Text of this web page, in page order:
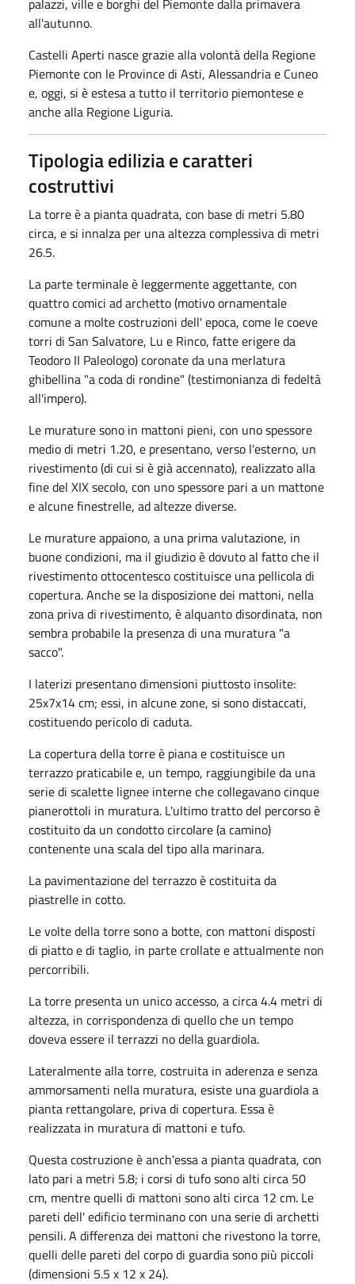
palazzi, ville e borghi del Piemonte dalla primavera
all'autunno.
Castelli Aperti nasce grazie alla volontà della Regione
Piemonte con le Province di Asti, Alessandria e Cuneo
e, oggi, si è estesa a tutto il territorio piemontese e
anche alla Regione Liguria.
Tipologia edilizia e caratteri
costruttivi
La torre è a pianta quadrata, con base di metri 5.80
circa, e si innalza per una altezza com­plessiva di metri
26.5.
La parte terminale è leggermente aggettante, con
quattro comici ad archetto (motivo ornamentale
comune a molte costruzioni dell' epoca, come le coeve
torri di San Salvatore, Lu e Rinco, fatte erigere da
Teodoro II Paleologo) coronate da una merlatura
ghibellina "a coda di rondine" (testimonianza di fedeltà
all'impero).
Le murature sono in mattoni pieni, con uno spessore
medio di metri 1.20, e presentano, verso l'esterno, un
rivestimento (di cui si è già accennato), realizzato alla
fine del XIX secolo, con uno spessore pari a un mattone
e alcune finestrelle, ad altezze diverse.
Le murature appaiono, a una prima valutazione, in
buone condizioni, ma il giudizio è do­vuto al fatto che il
rivestimento ottocentesco costituisce una pellicola di
copertura. An­che se la disposizione dei mattoni, nella
zona priva di rivestimento, è alquanto disordi­nata, non
sembra probabile la presenza di una muratura "a
sacco".
I laterizi presentano dimensioni piuttosto insolite:
25x7x14 cm; essi, in alcune zone, si sono distaccati,
costituendo pericolo di caduta.
La copertura della torre è piana e costituisce un
terrazzo praticabile e, un tempo, rag­giungibile da una
serie di scalette lignee interne che collegavano cinque
pianerottoli in muratura. L'ultimo tratto del percorso è
costituito da un condotto circolare (a camino)
contenente una scala del tipo alla marinara.
La pavimentazione del terrazzo è costituita da
piastrelle in cotto.
Le volte della torre sono a botte, con mattoni disposti
di piatto e di taglio, in parte crol­late e attualmente non
percorribili.
La torre presenta un unico accesso, a circa 4.4 metri di
altezza, in corrispondenza di quello che un tempo
doveva essere il terrazzi no della guardiola.
Lateralmente alla torre, costruita in aderenza e senza
ammorsamenti nella muratura, esiste una guardiola a
pianta rettangolare, priva di copertura. Essa è
realizzata in mura­tura di mattoni e tufo.
Questa costruzione è anch'essa a pianta quadrata, con
lato pari a metri 5.8; i corsi di tufo sono alti circa 50
cm, mentre quelli di mattoni sono alti circa 12 cm. Le
pareti dell' edificio terminano con una serie di archetti
pensili. A differenza dei mattoni che rivestono la torre,
quelli delle pareti del corpo di guardia sono più piccoli
(dimensioni 5.5 x 12 x 24).